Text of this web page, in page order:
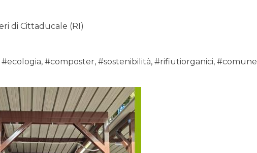
di Cittaducale (RI)
#ecologia,#composter,#sostenibilità,#rifiutiorganici,#comune